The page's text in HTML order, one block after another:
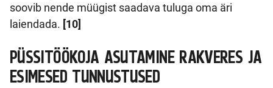
soovib nende müügist saadava tuluga oma äri
laiendada. [10]
PÜSSITÖÖKOJA ASUTAMINE RAKVERES JA
ESIMESED TUNNUSTUSED